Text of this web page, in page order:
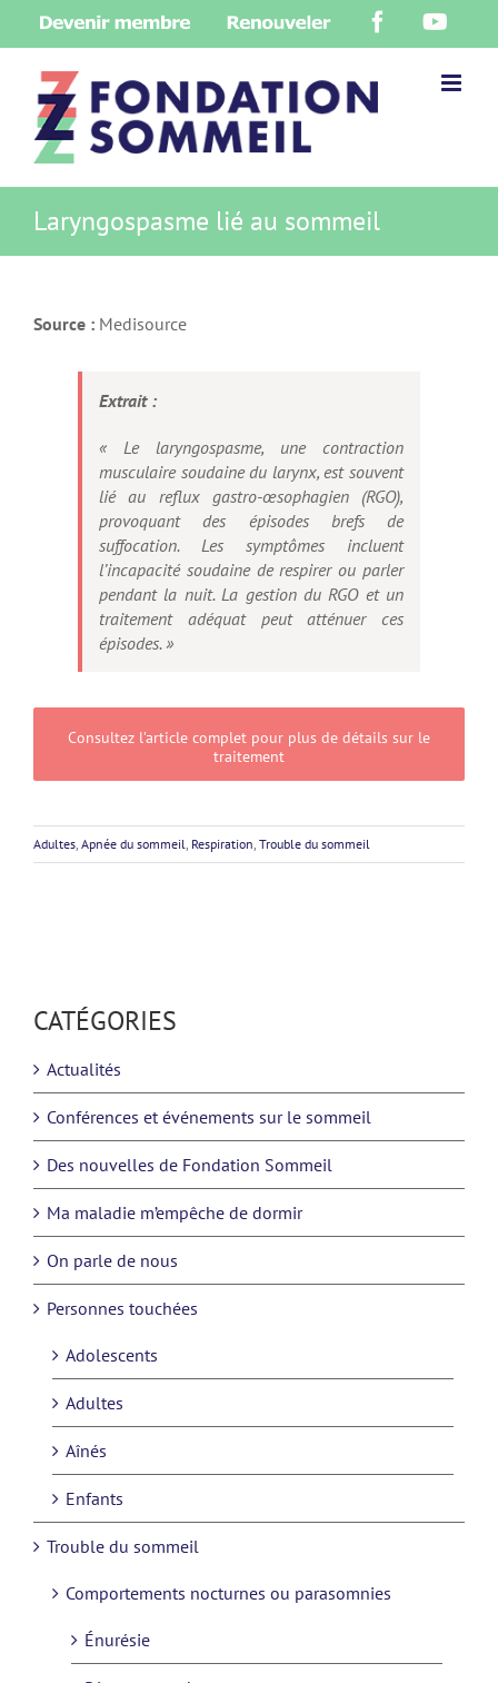
Devenir
membre
Renouveler Facebook
Laryngospasme lié au sommeil
Source : Medisource
Extrait :
« Le laryngospasme, une contraction
musculaire soudaine du larynx, est souvent
lié au reflux gastro-œsophagien (RGO),
provoquant des épisodes brefs de
suffocation. Les symptômes incluent
l’incapacité soudaine de respirer ou parler
pendant la nuit. La gestion du RGO et un
traitement adéquat peut atténuer ces
épisodes. »
Consultez l’article complet pour plus de détails sur le
traitement
Adultes Apnée du sommeil Respiration Trouble du sommeil
CATÉGORIES
Actualités
Conférences et événements sur le sommeil
Des nouvelles de Fondation Sommeil
Ma maladie m’empêche de dormir
On parle de nous
Personnes touchées
Adolescents
Adultes
Aînés
Enfants
Trouble du sommeil
Comportements nocturnes ou parasomnies
Énurésie